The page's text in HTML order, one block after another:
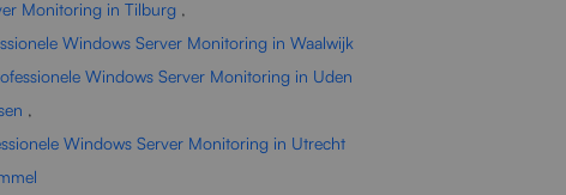
Monitoring in Tilburg ,
Windows Server Monitoring in Waalwijk
Windows Server Monitoring in Uden
,
Windows Server Monitoring in Utrecht